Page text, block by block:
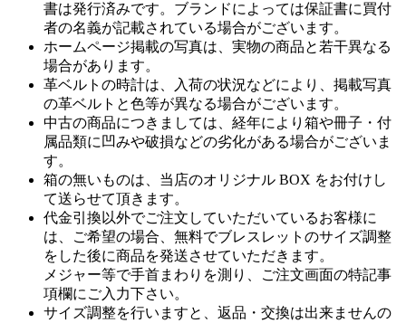
書は発行済みです。ブランドによっては保証書に買付
者の名義が記載されている場合がございます。
ホームページ掲載の写真は、実物の商品と若干異なる
場合があります。
革ベルトの時計は、入荷の状況などにより、掲載写真
の革ベルトと色等が異なる場合がございます。
中古の商品につきましては、経年により箱や冊子・付
属品類に凹みや破損などの劣化がある場合がございま
す。
箱の無いものは、当店のオリジナル BOX をお付けし
て送らせて頂きます。
代金引換以外でご注文していただいているお客様に
は、ご希望の場合、無料でブレスレットのサイズ調整
をした後に商品を発送させていただきます。
メジャー等で手首まわりを測り、ご注文画面の特記事
項欄にご入力下さい。
サイズ調整を行いますと、返品・交換は出来ませんの